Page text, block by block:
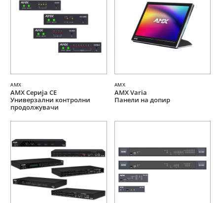
AMX
AMX Серија CE
Универзални контролни
продолжувачи
AMX
AMX Varia
Панели на допир